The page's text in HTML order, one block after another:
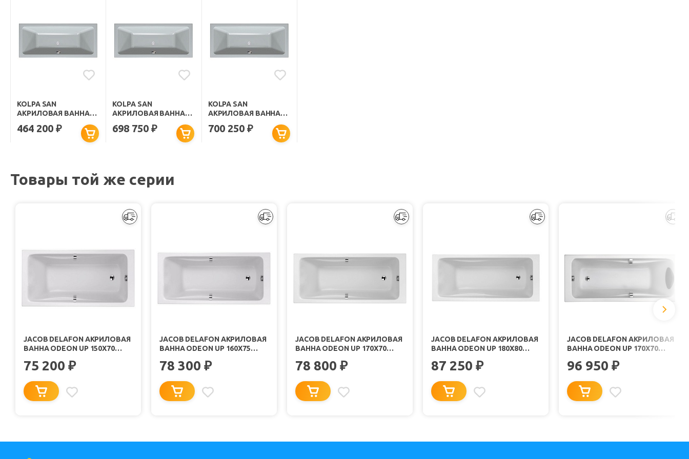
KOLPA SAN
АКРИЛОВАЯ ВАННА
ELEKTRA SPECIAL
170X80
464 200₽
KOLPA SAN
АКРИЛОВАЯ ВАННА
ELEKTRA LUXUS
170X75
698 750₽
KOLPA SAN
АКРИЛОВАЯ ВАННА
ELEKTRA LUXUS
170X80
700 250 ₽
Товары той же серии
JACOB DELAFON АКРИЛОВАЯ
ВАННА ODEON UP 150X70
75 200 ₽
JACOB DELAFON АКРИЛОВАЯ
ВАННА ODEON UP 160X75
78 300 ₽
JACOB DELAFON АКРИЛОВАЯ
ВАННА ODEON UP 170X70
78 800 ₽
JACOB DELAFON АКРИЛОВАЯ
ВАННА ODEON UP 180Х80
87 250 ₽
JACOB DELAFON АКРИЛОВАЯ
ВАННА ODEON UP 170X70
96 950 ₽